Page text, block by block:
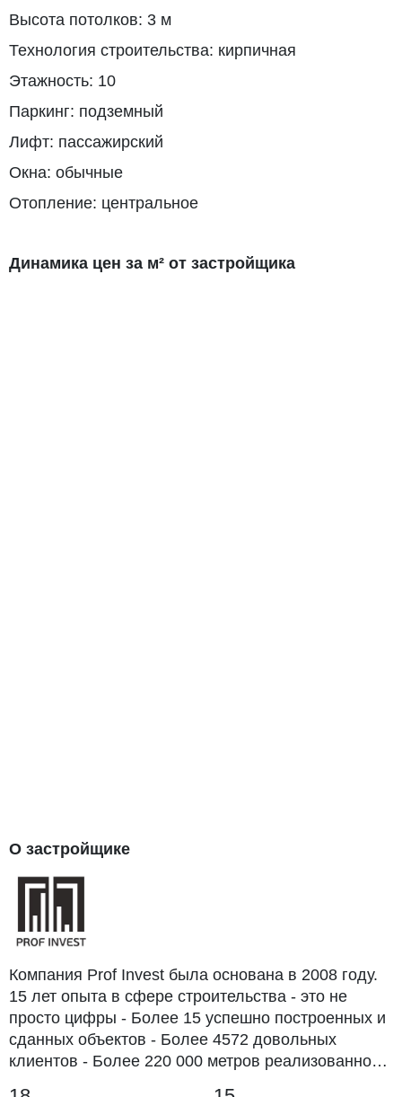
Высота потолков: 3 м
Технология строительства: кирпичная
Этажность: 10
Паркинг: подземный
Лифт: пассажирский
Окна: обычные
Отопление: центральное
Динамика цен за м² от застройщика
О застройщике
Компания Prof Invest была основана в 2008 году.
15 лет опыта в сфере строительства - это не
просто цифры - Более 15 успешно построенных и
сданных объектов - Более 4572 довольных
клиентов - Более 220 000 метров реализованной